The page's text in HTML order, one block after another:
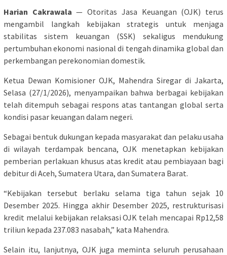
Harian Cakrawala — Otoritas Jasa Keuangan (OJK) terus
mengambil langkah kebijakan strategis untuk menjaga
stabilitas sistem keuangan (SSK) sekaligus mendukung
pertumbuhan ekonomi nasional di tengah dinamika global dan
perkembangan perekonomian domestik.
Ketua Dewan Komisioner OJK, Mahendra Siregar di Jakarta,
Selasa (27/1/2026), menyampaikan bahwa berbagai kebijakan
telah ditempuh sebagai respons atas tantangan global serta
kondisi pasar keuangan dalam negeri.
Sebagai bentuk dukungan kepada masyarakat dan pelaku usaha
di wilayah terdampak bencana, OJK menetapkan kebijakan
pemberian perlakuan khusus atas kredit atau pembiayaan bagi
debitur di Aceh, Sumatera Utara, dan Sumatera Barat.
“Kebijakan tersebut berlaku selama tiga tahun sejak 10
Desember 2025. Hingga akhir Desember 2025, restrukturisasi
kredit melalui kebijakan relaksasi OJK telah mencapai Rp12,58
triliun kepada 237.083 nasabah,” kata Mahendra.
Selain itu, lanjutnya, OJK juga meminta seluruh perusahaan